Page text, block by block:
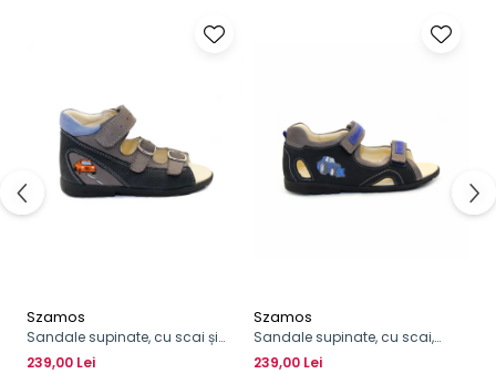
Szamos
Sandale supinate, cu scai și
cataramă, pentru băieți, model
239,00 Lei
Szamos
Sandale supinate, cu scai,
pentru băieți, cu model de
239,00 Lei